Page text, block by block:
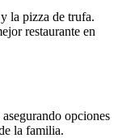
la pizza de trufa.
restaurante en
opciones
la familia.